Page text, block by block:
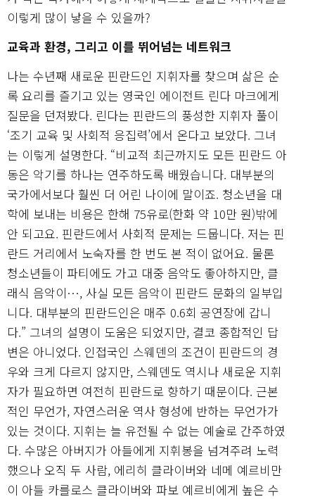
이렇게 많이 낳을 수 있을까?
교육과 환경, 그리고 이를 뛰어넘는 네트워크
나는 수년째 새로운 핀란드인 지휘자를 찾으며 삶은 순
록 요리를 즐기고 있는 영국인 에이전트 린다 마크에게
질문을 던져봤다. 린다는 핀란드의 풍성한 지휘자 풀이
‘조기 교육 및 사회적 응집력’에서 온다고 보았다. 그녀
는 이렇게 설명한다. “비교적 최근까지도 모든 핀란드 아
동은 악기를 하나는 연주하도록 배웠습니다. 대부분의
국가에서보다 훨씬 더 어린 나이에 말이죠. 청소년을 대
학에 보내는 비용은 한해 75유로(한화 약 10만 원)밖에
안 되고요. 핀란드에서 사회적 문제는 드뭅니다. 저는 핀
란드 거리에서 노숙자를 한 번도 본 적이 없어요. 물론
청소년들이 파티에도 가고 대중 음악도 좋아하지만, 클
래식 음악이…, 사실 모든 음악이 핀란드 문화의 일부입
니다. 대부분의 핀란드인은 매주 0.6회 공연장에 갑니
다.” 그녀의 설명이 도움은 되었지만, 결코 종합적인 답
변은 아니었다. 인접국인 스웨덴의 조건이 핀란드의 경
우와 크게 다르지 않지만, 스웨덴도 역시나 새로운 지휘
자가 필요하면 여전히 핀란드로 향하기 때문이다. 근본
적인 무언가, 자연스러운 역사 형성에 반하는 무언가가
있는 것이다. 지휘는 늘 유전될 수 없는 예술로 간주하였
다. 수많은 아버지가 아들에게 지휘봉을 넘겨주려 노력
했으나 오직 두 사람, 에리히 클라이버와 네메 예르비만
이 아들 카를로스 클라이버와 파보 예르비에게 높은 수